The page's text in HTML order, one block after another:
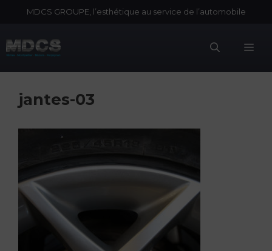
MDCS GROUPE, l’esthétique au service de l’automobile
jantes-03